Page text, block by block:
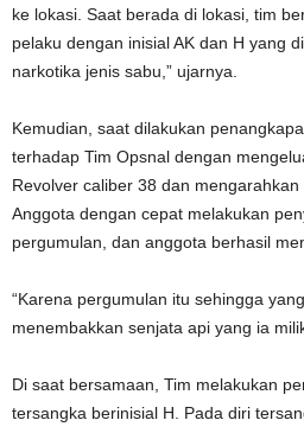
ke lokasi. Saat berada di lokasi, tim
pelaku dengan inisial AK dan H yang
narkotika jenis sabu,” ujarnya.
Kemudian, saat dilakukan
terhadap Tim Opsnal dengan
Revolver caliber 38 dan mengarahkan
Anggota dengan cepat melakukan
pergumulan, dan anggota berhasil
“Karena pergumulan itu sehingga
menembakkan senjata api yang ia
Di saat bersamaan, Tim melakukan
tersangka berinisial H. Pada diri